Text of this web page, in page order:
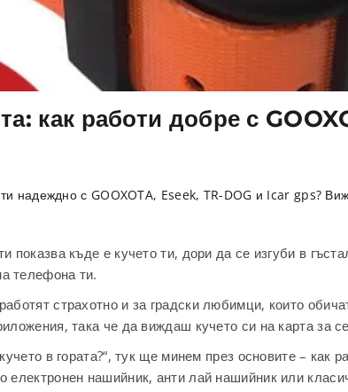
как работи добре с
надеждно с GOOXOTA, Eseek, TR-DOG и Icar gps?
къде е кучето ти, дори да се изгуби в
телефона ти.
страхотно и за градски любимци, които
така че да виждаш кучето си на карта за
в гората?“, тук ще минем през основите – как
електронен нашийник, анти лай нашийник или